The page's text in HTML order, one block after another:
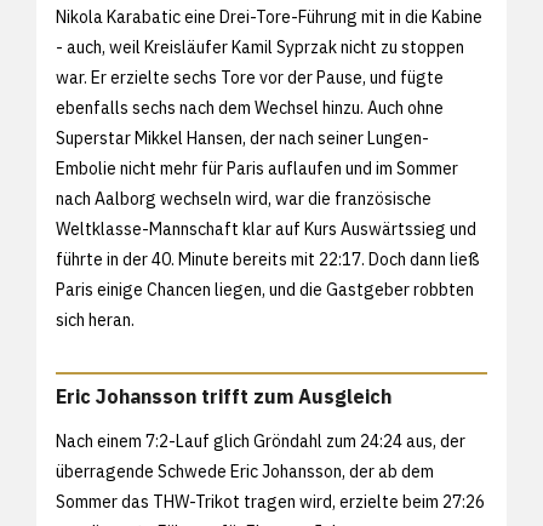
Nikola Karabatic eine Drei-Tore-Führung mit in die Kabine
- auch, weil Kreisläufer Kamil Syprzak nicht zu stoppen
war. Er erzielte sechs Tore vor der Pause, und fügte
ebenfalls sechs nach dem Wechsel hinzu. Auch ohne
Superstar Mikkel Hansen, der nach seiner Lungen-
Embolie nicht mehr für Paris auflaufen und im Sommer
nach Aalborg wechseln wird, war die französische
Weltklasse-Mannschaft klar auf Kurs Auswärtssieg und
führte in der 40. Minute bereits mit 22:17. Doch dann ließ
Paris einige Chancen liegen, und die Gastgeber robbten
sich heran.
Eric Johansson trifft zum Ausgleich
Nach einem 7:2-Lauf glich Gröndahl zum 24:24 aus, der
überragende Schwede Eric Johansson, der ab dem
Sommer das THW-Trikot tragen wird, erzielte beim 27:26